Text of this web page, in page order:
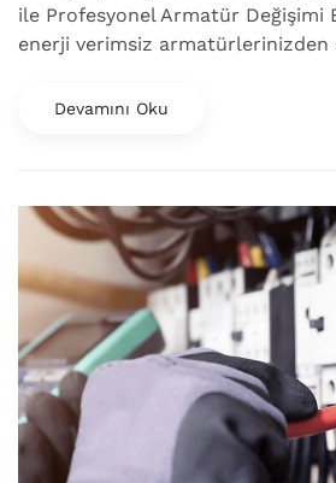
ile Profesyonel Armatür Değişimi
enerji verimsiz armatürlerinizden
Devamını Oku